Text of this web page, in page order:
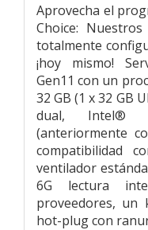
Aprovecha el
Choice:
totalmente
¡hoy mismo!
Gen11 con un
32 GB (1 x 32 GB
dual, Intel®
(anteriormente
compatibilidad
ventilador
6G lectura
proveedores, un
hot-plug con